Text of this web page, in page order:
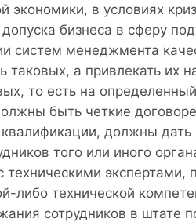
экономики, в условиях
бизнеса в сферу
систем менеджмента
а привлекать их
то есть на
быть четкие
должны дать
того или иного
экспертами,
либо технической
сотрудников в штате